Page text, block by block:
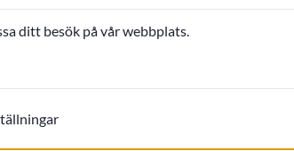
ditt besök på vår webbplats.